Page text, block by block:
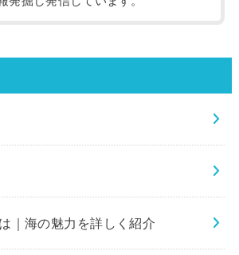
｜海の魅力を詳しく紹介